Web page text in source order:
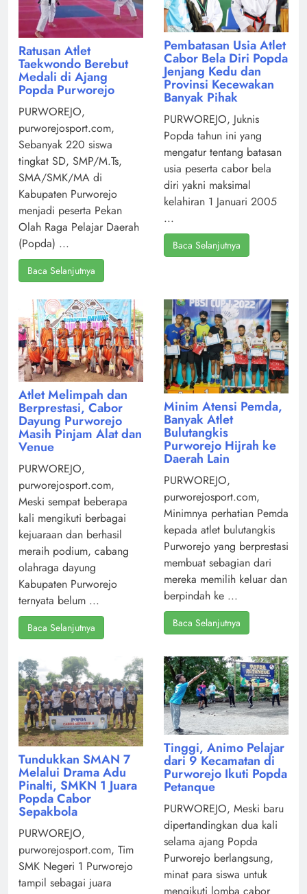
Ratusan Atlet
Taekwondo Berebut
Medali di Ajang
Popda Purworejo
PURWOREJO,
purworejosport.com,
Sebanyak 220 siswa
tingkat SD, SMP/M.Ts,
SMA/SMK/MA di
Kabupaten Purworejo
menjadi peserta Pekan
Olah Raga Pelajar Daerah
(Popda) ...
Baca Selanjutnya
Pembatasan Usia Atlet
Cabor Bela Diri Popda
Jenjang Kedu dan
Provinsi Kecewakan
Banyak Pihak
PURWOREJO, Juknis
Popda tahun ini yang
mengatur tentang batasan
usia peserta cabor bela
diri yakni maksimal
kelahiran 1 Januari 2005
...
Baca Selanjutnya
Atlet Melimpah dan
Berprestasi, Cabor
Dayung Purworejo
Masih Pinjam Alat dan
Venue
PURWOREJO,
purworejosport.com,
Meski sempat beberapa
kali mengikuti berbagai
kejuaraan dan berhasil
meraih podium, cabang
olahraga dayung
Kabupaten Purworejo
ternyata belum ...
Baca Selanjutnya
Minim Atensi Pemda,
Banyak Atlet
Bulutangkis
Purworejo Hijrah ke
Daerah Lain
PURWOREJO,
purworejosport.com,
Minimnya perhatian Pemda
kepada atlet bulutangkis
Purworejo yang berprestasi
membuat sebagian dari
mereka memilih keluar dan
berpindah ke ...
Baca Selanjutnya
Tundukkan SMAN 7
Melalui Drama Adu
Pinalti, SMKN 1 Juara
Popda Cabor
Sepakbola
PURWOREJO,
purworejosport.com, Tim
SMK Negeri 1 Purworejo
tampil sebagai juara
Tinggi, Animo Pelajar
dari 9 Kecamatan di
Purworejo Ikuti Popda
Petanque
PURWOREJO, Meski baru
dipertandingkan dua kali
selama ajang Popda
Purworejo berlangsung,
minat para siswa untuk